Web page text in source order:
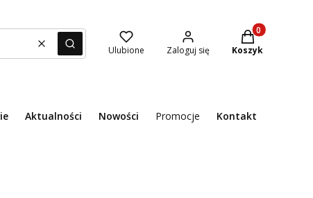
WyczyśćSzukaj Ulubione Zaloguj się
Produkty w
Koszyk
Aktualności Nowości Promocje Kontakt